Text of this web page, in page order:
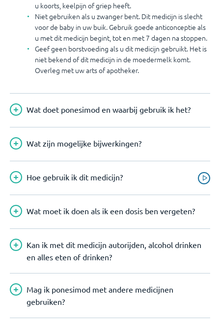
u koorts, keelpijn of griep heeft.
Niet gebruiken als u zwanger bent. Dit medicijn is slecht
voor de baby in uw buik. Gebruik goede anticonceptie als
u met dit medicijn begint, tot en met 7 dagen na stoppen.
Geef geen borstvoeding als u dit medicijn gebruikt. Het is
niet bekend of dit medicijn in de moedermelk komt.
Overleg met uw arts of apotheker.
Wat doet ponesimod en waarbij gebruik ik het?
Wat zijn mogelijke bijwerkingen?
Hoe gebruik ik dit medicijn?
Wat moet ik doen als ik een dosis ben vergeten?
Kan ik met dit medicijn autorijden, alcohol drinken
en alles eten of drinken?
Mag ik ponesimod met andere medicijnen
gebruiken?